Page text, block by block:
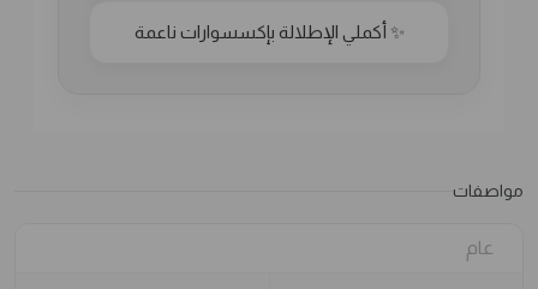
✨ أكملي الإطلالة بإكسسوارات ناعمة
مواصفات
عام